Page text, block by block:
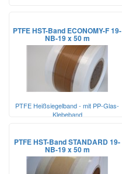
PTFE HST-Band ECONOMY-F 19-
NB-19 x 50 m
PTFE Heißsiegelband - mit PP-Glas-
Klebeband
PTFE HST-Band STANDARD 19-
NB-19 x 50 m